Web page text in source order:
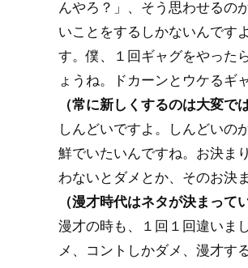
んやろ？」、そう思わせるの
いことをするしかないんです
す。僕、１回ギャグをやった
ょうね。ドカーンとウケるギ
（常に新しくするのは大変で
しんどいですよ。しんどい
鮮でいたいんですね。お決ま
わないとダメとか、そのお決
（漫才時代はネタが決まって
漫才の時も、１回１回違いま
メ、コントしかダメ、漫才す